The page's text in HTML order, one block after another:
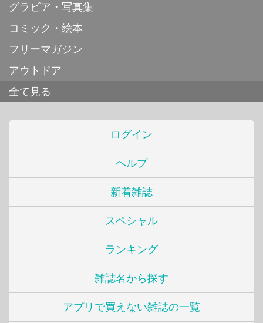
グラビア・写真集
コミック・絵本
フリーマガジン
アウトドア
全て見る
ログイン
ヘルプ
新着雑誌
スペシャル
ランキング
雑誌名から探す
アプリで買えない雑誌の一覧